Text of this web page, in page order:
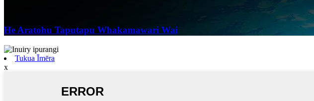
He Aratohu Taputapu Whakamawari Wai
Tukua Īmēra
x